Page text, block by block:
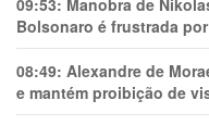
09:53: Manobra de
Bolsonaro é frustrada
08:49: Alexandre de
e mantém proibição de